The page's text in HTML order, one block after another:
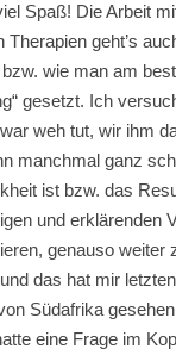
Spaß! Die Arbeit
geht’s
wie man am
gesetzt. Ich
weh tut, wir ihm
manchmal ganz
ist bzw. das
und erklärenden
genauso
das hat mir
Südafrika
eine Frage im